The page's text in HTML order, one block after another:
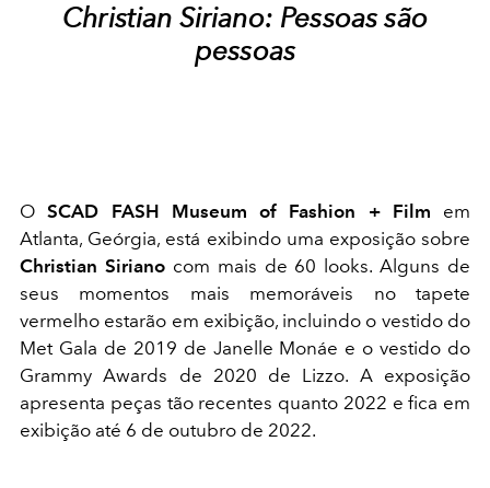
Christian Siriano: Pessoas são
pessoas
OSCAD FASH Museum of Fashion + Film em
Atlanta, Geórgia, está exibindo uma exposição sobre
Christian Sirianocom mais de 60 looks. Alguns de
seus momentos mais memoráveis no tapete
vermelho estarão em exibição, incluindo o vestido do
Met Gala de 2019 de Janelle Monáe e o vestido do
Grammy Awards de 2020 de Lizzo. A exposição
apresenta peças tão recentes quanto 2022 e fica em
exibição até 6 de outubro de 2022.